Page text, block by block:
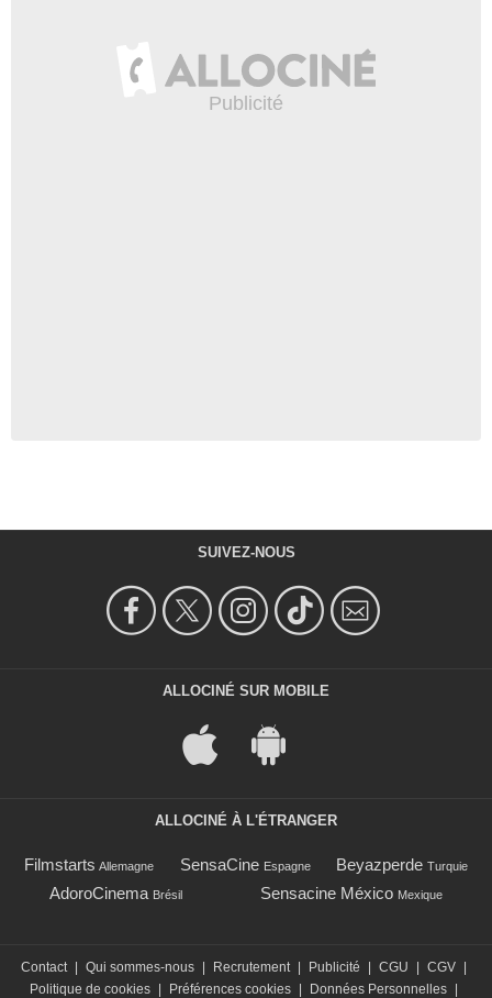
SUIVEZ-NOUS
ALLOCINÉ SUR MOBILE
ALLOCINÉ À L'ÉTRANGER
Filmstarts Allemagne SensaCine Espagne Beyazperde Turquie
AdoroCinema Brésil Sensacine México Mexique
Contact Qui sommes-nous Recrutement Publicité CGU CGV
Politique de cookies
Préférences cookies Données Personnelles